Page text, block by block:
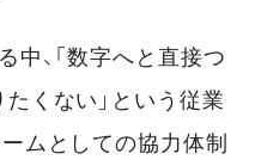
中、「数字へと直接つ
くない」という従業
ムとしての協力体制